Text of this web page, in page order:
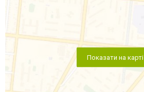
Показати на карті